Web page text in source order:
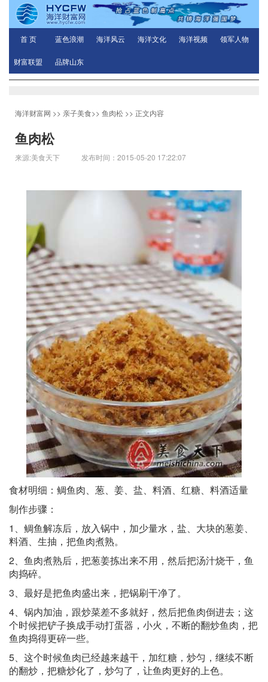
首 页 蓝色浪潮 海洋风云 海洋文化 海洋视频 领军人物
财富联盟 品牌山东
海洋财富网 >> 亲子美食>> 鱼肉松 >> 正文内容
鱼肉松
来源:美食天下 发布时间：2015-05-20 17:22:07
食材明细：鲷鱼肉、葱、姜、盐、料酒、红糖、料酒适量
制作步骤：
1、鲷鱼解冻后，放入锅中，加少量水，盐、大块的葱姜、
料酒、生抽，把鱼肉煮熟。
2、鱼肉煮熟后，把葱姜拣出来不用，然后把汤汁烧干，鱼
肉捣碎。
3、最好是把鱼肉盛出来，把锅刷干净了。
4、锅内加油，跟炒菜差不多就好，然后把鱼肉倒进去；这
个时候把铲子换成手动打蛋器，小火，不断的翻炒鱼肉，把
鱼肉捣得更碎一些。
5、这个时候鱼肉已经越来越干，加红糖，炒匀，继续不断
的翻炒，把糖炒化了，炒匀了，让鱼肉更好的上色。